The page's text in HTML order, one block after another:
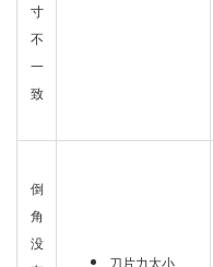
寸
不
一
致
倒
角
没
刀片力太小